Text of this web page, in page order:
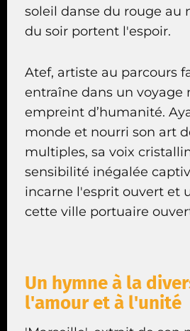
soleil danse du rouge au
du soir portent l'espoir.
Atef, artiste au parcours
entraîne dans un voyage
empreint d’humanité.
monde et nourri son art
multiples, sa voix
sensibilité inégalée
incarne l'esprit ouvert et
cette ville portuaire
Un hymne à la
l'amour et à l'unité